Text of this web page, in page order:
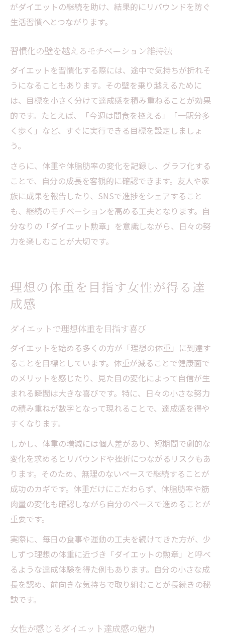
がダイエットの継続を助け、結果的にリバウンドを防ぐ
生活習慣へとつながります。
習慣化の壁を越えるモチベーション維持法
ダイエットを習慣化する際には、途中で気持ちが折れそ
うになることもあります。その壁を乗り越えるために
は、目標を小さく分けて達成感を積み重ねることが効果
的です。たとえば、「今週は間食を控える」「一駅分多
く歩く」など、すぐに実行できる目標を設定しましょ
う。
さらに、体重や体脂肪率の変化を記録し、グラフ化する
ことで、自分の成長を客観的に確認できます。友人や家
族に成果を報告したり、SNSで進捗をシェアすること
も、継続のモチベーションを高める工夫となります。自
分なりの「ダイエット勲章」を意識しながら、日々の努
力を楽しむことが大切です。
理想の体重を目指す女性が得る達
成感
ダイエットで理想体重を目指す喜び
ダイエットを始める多くの方が「理想の体重」に到達す
ることを目標としています。体重が減ることで健康面で
のメリットを感じたり、見た目の変化によって自信が生
まれる瞬間は大きな喜びです。特に、日々の小さな努力
の積み重ねが数字となって現れることで、達成感を得や
すくなります。
しかし、体重の増減には個人差があり、短期間で劇的な
変化を求めるとリバウンドや挫折につながるリスクもあ
ります。そのため、無理のないペースで継続することが
成功のカギです。体重だけにこだわらず、体脂肪率や筋
肉量の変化も確認しながら自分のペースで進めることが
重要です。
実際に、毎日の食事や運動の工夫を続けてきた方が、少
しずつ理想の体重に近づき「ダイエットの勲章」と呼べ
るような達成体験を得た例もあります。自分の小さな成
長を認め、前向きな気持ちで取り組むことが長続きの秘
訣です。
女性が感じるダイエット達成感の魅力